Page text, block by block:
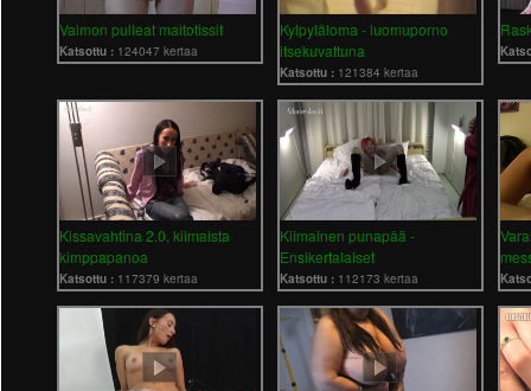
Vaimon pulleat maitotissit
Katsottu : 124047 kertaa
Kylpyläloma - luomuporno
itsekuvattuna
Katsottu : 121384 kertaa
Kissavahtina 2.0, kiimaista
kimppapanoa
Katsottu : 117379 kertaa
Kiimainen punapää -
Ensikertalaiset
Katsottu : 112173 kertaa